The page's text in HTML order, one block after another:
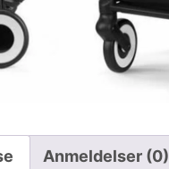
Anmeldelser (0)